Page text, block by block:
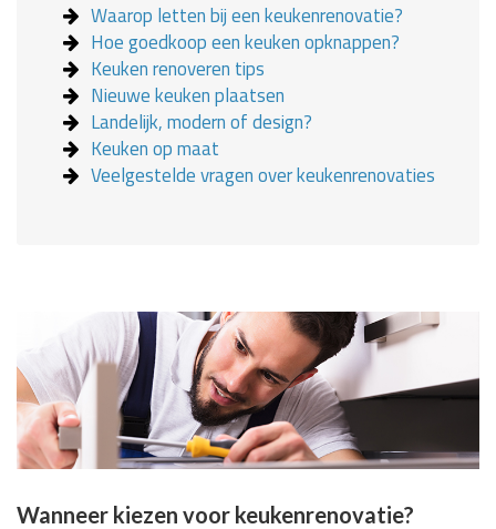
Waarop letten bij een keukenrenovatie?
Hoe goedkoop een keuken opknappen?
Keuken renoveren tips
Nieuwe keuken plaatsen
Landelijk, modern of design?
Keuken op maat
Veelgestelde vragen over keukenrenovaties
Wanneer kiezen voor keukenrenovatie?